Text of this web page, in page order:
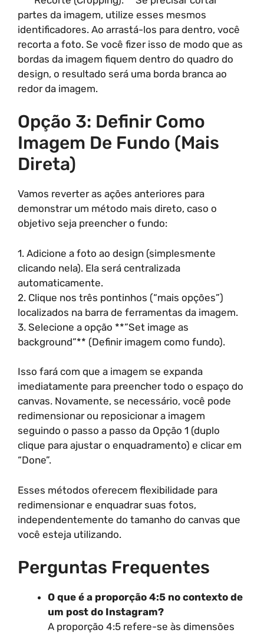
partes da imagem, utilize esses mesmos
identificadores. Ao arrastá-los para dentro, você
recorta a foto. Se você fizer isso de modo que as
bordas da imagem fiquem dentro do quadro do
design, o resultado será uma borda branca ao
redor da imagem.
Opção 3: Definir Como
Imagem De Fundo (Mais
Direta)
Vamos reverter as ações anteriores para
demonstrar um método mais direto, caso o
objetivo seja preencher o fundo:
1. Adicione a foto ao design (simplesmente
clicando nela). Ela será centralizada
automaticamente.
2. Clique nos três pontinhos (“mais opções”)
localizados na barra de ferramentas da imagem.
3. Selecione a opção **”Set image as
background”** (Definir imagem como fundo).
Isso fará com que a imagem se expanda
imediatamente para preencher todo o espaço do
canvas. Novamente, se necessário, você pode
redimensionar ou reposicionar a imagem
seguindo o passo a passo da Opção 1 (duplo
clique para ajustar o enquadramento) e clicar em
“Done”.
Esses métodos oferecem flexibilidade para
redimensionar e enquadrar suas fotos,
independentemente do tamanho do canvas que
você esteja utilizando.
Perguntas Frequentes
O que é a proporção 4:5 no contexto de
um post do Instagram?
A proporção 4:5 refere-se às dimensões